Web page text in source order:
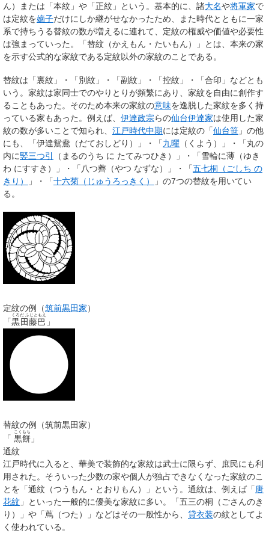
ん）または「本紋」や「正紋」という。基本的に、諸大名や将軍家で
は定紋を嫡子だけにしか継がせなかったため、また時代とともに一家
系で持ちうる替紋の数が増えるに連れて、定紋の権威や価値や必要性
は強まっていった。「替紋 （かえもん・たいもん）」とは、本来の家
を示す公式的な家紋である定紋以外の家紋のことである。
替紋は「裏紋」・「別紋」・「副紋」・「控紋」・「合印」などとも
いう。家紋は家同士でのやりとりが頻繁にあり、家紋を自由に創作す
ることもあった。そのため本来の家紋の意味を逸脱した家紋を多く持
っている家もあった。例えば、 伊達政宗らの仙台伊達家は使用した家
紋の数が多いことで知られ、 江戸時代中期には定紋の「仙台笹 」の他
にも、「伊達鴛鴦 （だておしどり）」・「九曜 （くよう）」・「丸の
内に竪三つ引
（まるのうち に たてみつひき）」・「雪輪に薄（ゆき
わ にすすき）」・「八つ薺（やつ なずな）」・「五七桐（ごしち の
きり）
」・「十六菊（じゅうろっきく）
」の7つの替紋を用いてい
る。
定紋の例（筑前黒田家）
「黒田藤巴
くろだ ふじともえ
」
替紋の例（筑前黒田家）
「 黒餅
こくもち
」
通紋
江戸時代に入ると、華美で装飾的な家紋は武士に限らず、庶民にも利
用された。そういった少数の家や個人が独占できなくなった家紋のこ
とを「通紋 （つうもん・とおりもん）」という。通紋は、例えば「 唐
花紋 」といった一般的に優美な家紋に多い。「五三の桐（ごさんのき
り）」や「蔦（つた）」などはその一般性から、 貸衣装の紋としてよ
く使われている。